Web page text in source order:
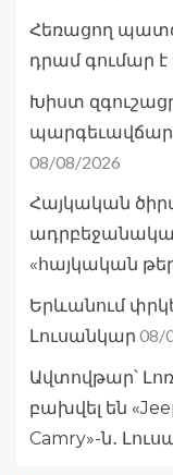
Հեռացող
դրամ գումար
Խիստ
08/08/2026
Հայկական
«հայկական
Երևանում
Լուսանկար 08/
Ավտովթար՝
բախվել են
Camry»-ն․